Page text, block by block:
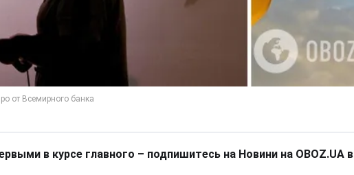
в курсе главного – подпишитесь на Новини на OBOZ.UA в